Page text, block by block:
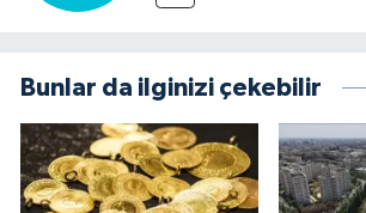
Bunlar da ilginizi çekebilir